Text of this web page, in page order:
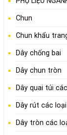
Chun
Chun khẩu
Dây chống bai
Dây chun tròn
Dây quai túi
Dây rút các loại
Dây tròn các